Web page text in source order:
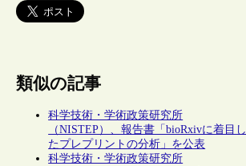
類似の記事
科学技術・学術政策研究所
（NISTEP）、報告書「bioRxivに着目し
たプレプリントの分析」を公表
科学技術・学術政策研究所